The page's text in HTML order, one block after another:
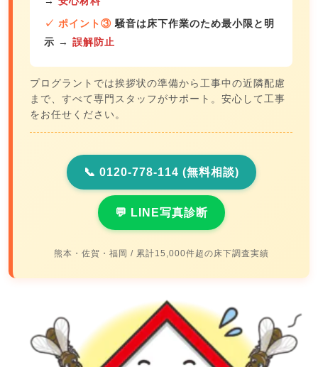
✓ ポイント③ 騒音は床下作業のため最小限と明
示 → 誤解防止
プログラントでは挨拶状の準備から工事中の近隣配慮
まで、すべて専門スタッフがサポート。安心して工事
をお任せください。
📞 0120-778-114 (無料相談)
💬 LINE写真診断
熊本・佐賀・福岡 / 累計15,000件超の床下調査実績